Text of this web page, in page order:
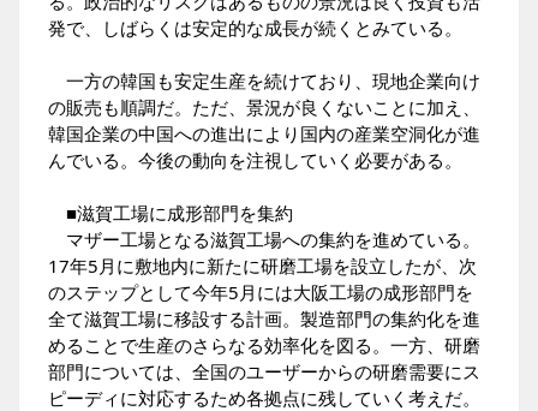
発で、しばらくは安定的な成長が続くとみている。
一方の韓国も安定生産を続けており、現地企業向け
の販売も順調だ。ただ、景況が良くないことに加え、
韓国企業の中国への進出により国内の産業空洞化が進
んでいる。今後の動向を注視していく必要がある。
■滋賀工場に成形部門を集約
マザー工場となる滋賀工場への集約を進めている。
17年5月に敷地内に新たに研磨工場を設立したが、次
のステップとして今年5月には大阪工場の成形部門を
全て滋賀工場に移設する計画。製造部門の集約化を進
めることで生産のさらなる効率化を図る。一方、研磨
部門については、全国のユーザーからの研磨需要にス
ピーディに対応するため各拠点に残していく考えだ。